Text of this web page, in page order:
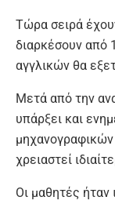
Τώρα σειρά
διαρκέσουν από
αγγλικών θα
Μετά από την
υπάρξει και
χρειαστεί
Οι μαθητές ήταν